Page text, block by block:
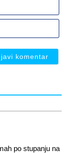
po stupanju na